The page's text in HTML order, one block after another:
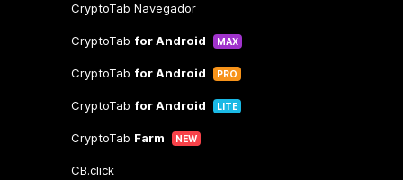
CryptoTab Navegador
CryptoTab for Android MAX
CryptoTab for Android PRO
CryptoTab for Android LITE
CryptoTab Farm NEW
CB.click